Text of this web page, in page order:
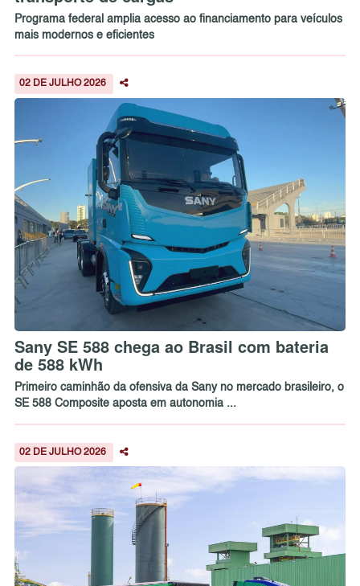
Programa federal amplia acesso ao financiamento para veículos
mais modernos e eficientes
02 DE JULHO 2026
Sany SE 588 chega ao Brasil com bateria
de 588 kWh
Primeiro caminhão da ofensiva da Sany no mercado brasileiro, o
SE 588 Composite aposta em autonomia ...
02 DE JULHO 2026